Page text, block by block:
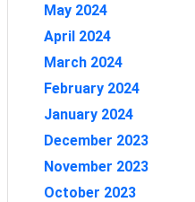
May 2024
April 2024
March 2024
February 2024
January 2024
December 2023
November 2023
October 2023